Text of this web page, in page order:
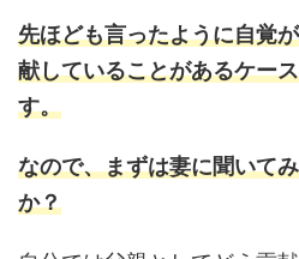
先ほども言ったように自覚
献していることがあるケー
す。
なので、まずは妻に聞いて
か？